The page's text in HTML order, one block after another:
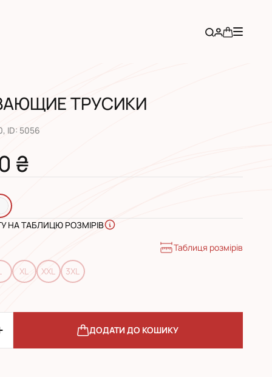
ТРУСИКИ
, ID: 5056
₴
НА ТАБЛИЦЮ РОЗМІРІВ
Таблиця розмірів
XL XXL 3XL
ДОДАТИ ДО КОШИКУ